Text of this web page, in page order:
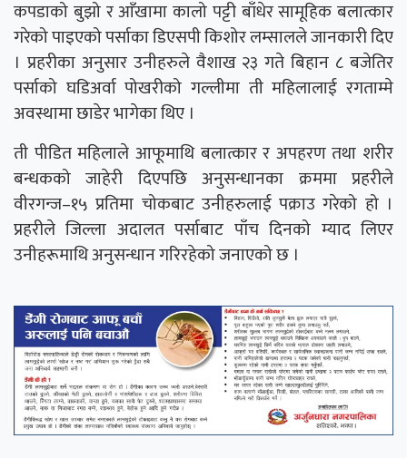
कपडाको बुझो र आँखामा कालो पट्टी बाँधेर सामूहिक बलात्कार
गरेको पाइएको पर्साका डिएसपी किशोर लम्सालले जानकारी दिए
। प्रहरीका अनुसार उनीहरुले वैशाख २३ गते बिहान ८ बजेतिर
पर्साको घडिअर्वा पोखरीको गल्लीमा ती महिलालाई रगताम्मे
अवस्थामा छाडेर भागेका थिए ।
ती पीडित महिलाले आफूमाथि बलात्कार र अपहरण तथा शरीर
बन्धकको जाहेरी दिएपछि अनुसन्धानका क्रममा प्रहरीले
वीरगन्ज–१५ प्रतिमा चोकबाट उनीहरुलाई पक्राउ गरेको हो ।
प्रहरीले जिल्ला अदालत पर्साबाट पाँच दिनको म्याद लिएर
उनीहरूमाथि अनुसन्धान गरिरहेको जनाएको छ ।